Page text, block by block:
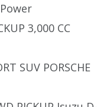
3,000 CC
SUV PORSCHE